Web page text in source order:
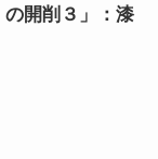
開削３」：漆